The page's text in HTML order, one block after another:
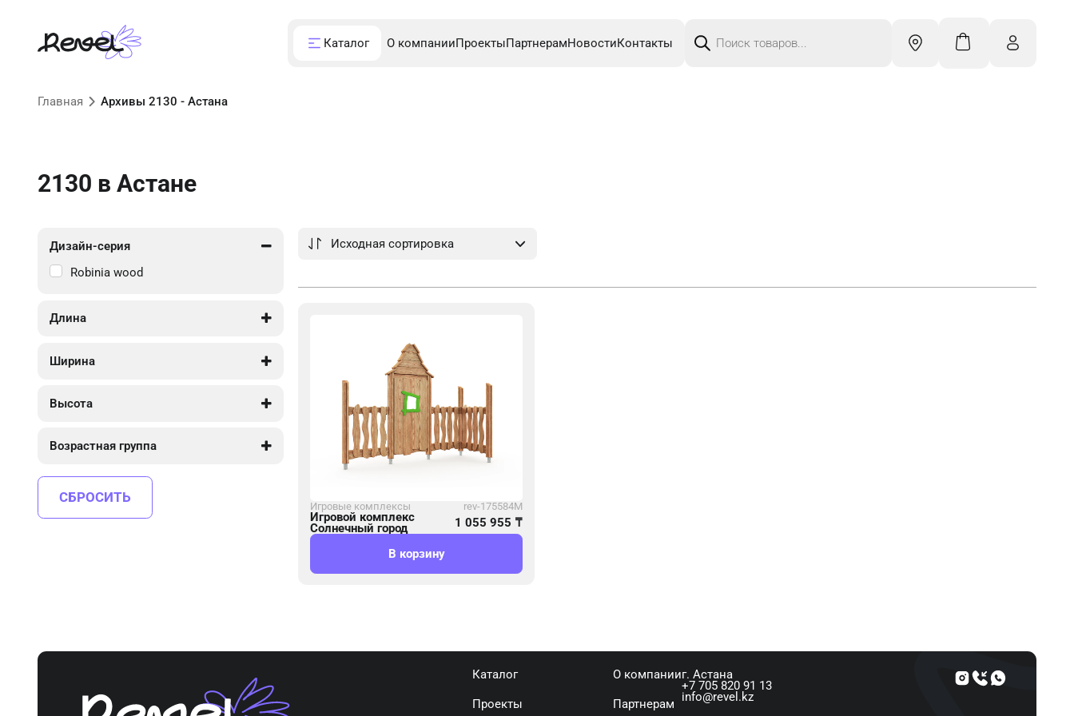
Каталог О компанииПроектыПартнерамНовостиКонтакты
товаров
Главная Архивы 2130 - Астана
2130 в Астане
Дизайн-серия
Robinia wood
Длина
Ширина
Высота
Возрастная группа
СБРОСИТЬ
Игровые комплексы rev-175584М
Игровой комплекс
Солнечный город 1 055 955 ₸
В корзину
Каталог О компании
Проекты Партнерам
г. Астана
+7 705 820 91 13
info@revel.kz